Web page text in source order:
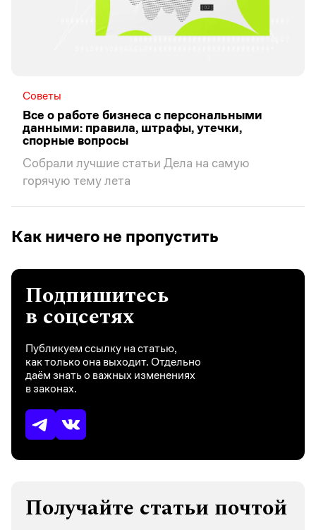
Советы
Все о работе бизнеса с персональными
данными: правила, штрафы, утечки,
спорные вопросы
Собрали лучшие статьи Дела на самую
горячую тему лета
Как ничего не пропустить
Подпишитесь
в соцсетях
Публикуем ссылку на статью,
как только она выходит. Отдельно
даём знать о важных изменениях
в законах.
Получайте статьи почтой